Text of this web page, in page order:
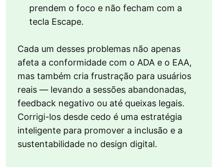
prendem o foco e não fecham com a
tecla Escape.
Cada um desses problemas não apenas
afeta a conformidade com o ADA e o EAA,
mas também cria frustração para usuários
reais — levando a sessões abandonadas,
feedback negativo ou até queixas legais.
Corrigi-los desde cedo é uma estratégia
inteligente para promover a inclusão e a
sustentabilidade no design digital.